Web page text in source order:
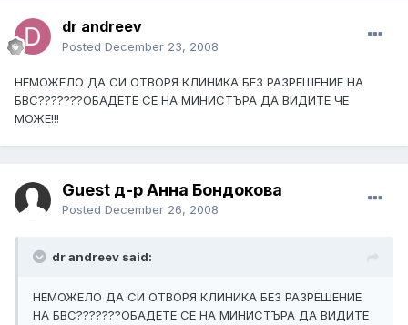
dr andreev
Posted December 23, 2008
НЕМОЖЕЛО ДА СИ ОТВОРЯ КЛИНИКА БЕЗ РАЗРЕШЕНИЕ НА
БВС???????ОБАДЕТЕ СЕ НА МИНИСТЪРА ДА ВИДИТЕ ЧЕ
МОЖЕ!!!
Guest д-р Анна Бондокова
Posted December 26, 2008
dr andreev said:
НЕМОЖЕЛО ДА СИ ОТВОРЯ КЛИНИКА БЕЗ РАЗРЕШЕНИЕ
НА БВС???????ОБАДЕТЕ СЕ НА МИНИСТЪРА ДА ВИДИТЕ